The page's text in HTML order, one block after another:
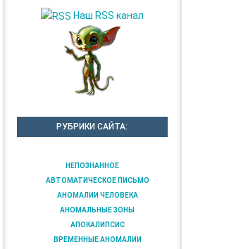
Наш RSS канал
РУБРИКИ САЙТА:
НЕПОЗНАННОЕ
АВТОМАТИЧЕСКОЕ ПИСЬМО
АНОМАЛИИ ЧЕЛОВЕКА
АНОМАЛЬНЫЕ ЗОНЫ
АПОКАЛИПСИС
ВРЕМЕННЫЕ АНОМАЛИИ